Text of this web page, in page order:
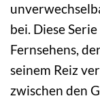
bei. Diese
Fernsehens,
seinem Reiz
zwischen den